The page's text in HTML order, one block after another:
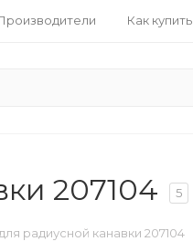
Как купить
207104 5
радиусной канавки 207104